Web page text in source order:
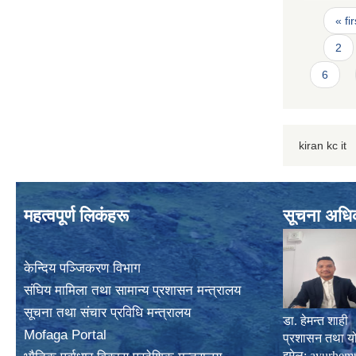
«
2
6
kiran kc it
महत्वपूर्ण लिकंहरू
केन्दिय पञ्जिकरण विभाग
संघिय मामिला तथा सामान्य प्रशासन मन्त्रालय
सूचना तथा संचार प्रविधि मन्त्रालय
Mofaga Portal
सूचना
डा. हेमन्त शाही
प्रशासन तथा